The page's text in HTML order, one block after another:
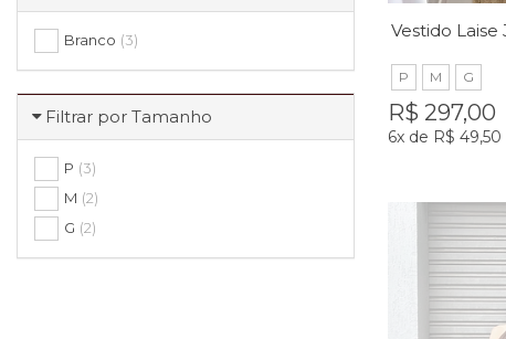
Branco (3)
Filtrar por Tamanho
P (3)
M (2)
G (2)
P M G
R$ 297,00
6xde R$ 49,50